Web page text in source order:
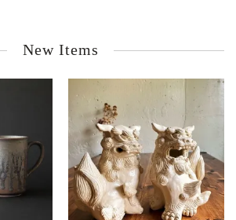
New Items